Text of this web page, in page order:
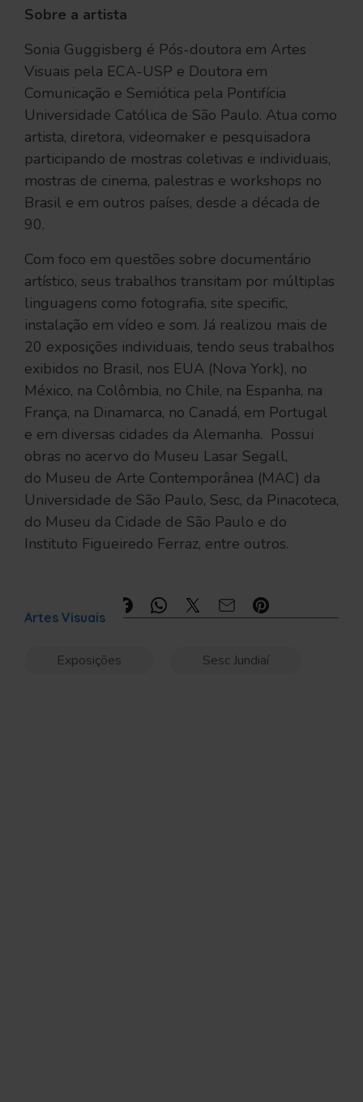
Sobre a artista
Sonia Guggisberg é Pós-doutora em Artes
Visuais pela ECA-USP e Doutora em
Comunicação e Semiótica pela Pontifícia
Universidade Católica de São Paulo. Atua como
artista, diretora, videomaker e pesquisadora
participando de mostras coletivas e individuais,
mostras de cinema, palestras e workshops no
Brasil e em outros países, desde a década de
90.
Com foco em questões sobre documentário
artístico, seus trabalhos transitam por múltiplas
linguagens como fotografia, site specific,
instalação em vídeo e som. Já realizou mais de
20 exposições individuais, tendo seus trabalhos
exibidos no Brasil, nos EUA (Nova York), no
México, na Colômbia, no Chile, na Espanha, na
França, na Dinamarca, no Canadá, em Portugal
e em diversas cidades da Alemanha. Possui
obras no acervo do Museu Lasar Segall,
do Museu de Arte Contemporânea (MAC) da
Universidade de São Paulo, Sesc, da Pinacoteca,
do Museu da Cidade de São Paulo e do
Instituto Figueiredo Ferraz, entre outros.
Artes Visuais
Exposições Sesc Jundiaí